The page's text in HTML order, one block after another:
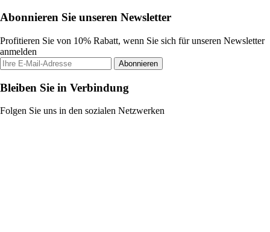
Abonnieren Sie unseren Newsletter
Profitieren Sie von 10% Rabatt, wenn Sie sich für unseren Newsletter
anmelden
Abonnieren
Bleiben Sie in Verbindung
Folgen Sie uns in den sozialen Netzwerken